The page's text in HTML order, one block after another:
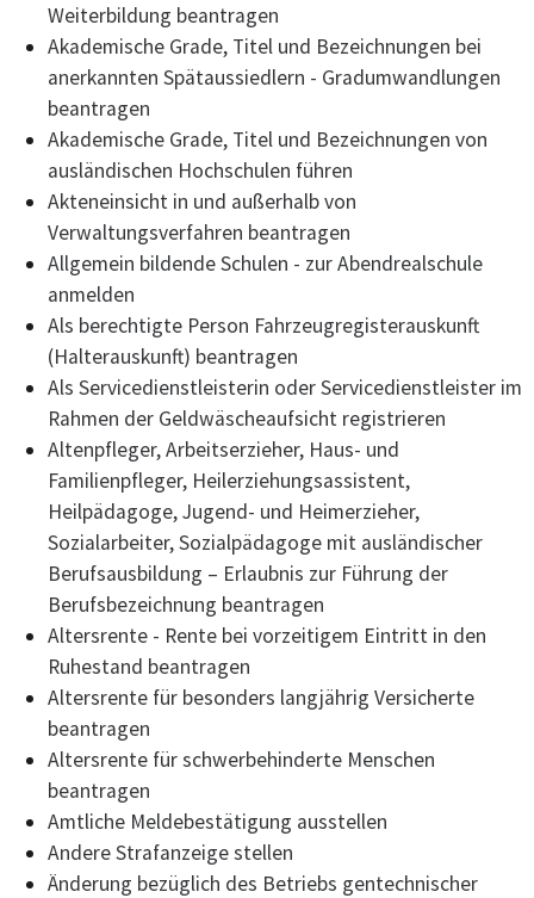
Weiterbildung beantragen
Akademische Grade, Titel und Bezeichnungen bei
anerkannten Spätaussiedlern - Gradumwandlungen
beantragen
Akademische Grade, Titel und Bezeichnungen von
ausländischen Hochschulen führen
Akteneinsicht in und außerhalb von
Verwaltungsverfahren beantragen
Allgemein bildende Schulen - zur Abendrealschule
anmelden
Als berechtigte Person Fahrzeugregisterauskunft
(Halterauskunft) beantragen
Als Servicedienstleisterin oder Servicedienstleister im
Rahmen der Geldwäscheaufsicht registrieren
Altenpfleger, Arbeitserzieher, Haus- und
Familienpfleger, Heilerziehungsassistent,
Heilpädagoge, Jugend- und Heimerzieher,
Sozialarbeiter, Sozialpädagoge mit ausländischer
Berufsausbildung – Erlaubnis zur Führung der
Berufsbezeichnung beantragen
Altersrente - Rente bei vorzeitigem Eintritt in den
Ruhestand beantragen
Altersrente für besonders langjährig Versicherte
beantragen
Altersrente für schwerbehinderte Menschen
beantragen
Amtliche Meldebestätigung ausstellen
Andere Strafanzeige stellen
Änderung bezüglich des Betriebs gentechnischer